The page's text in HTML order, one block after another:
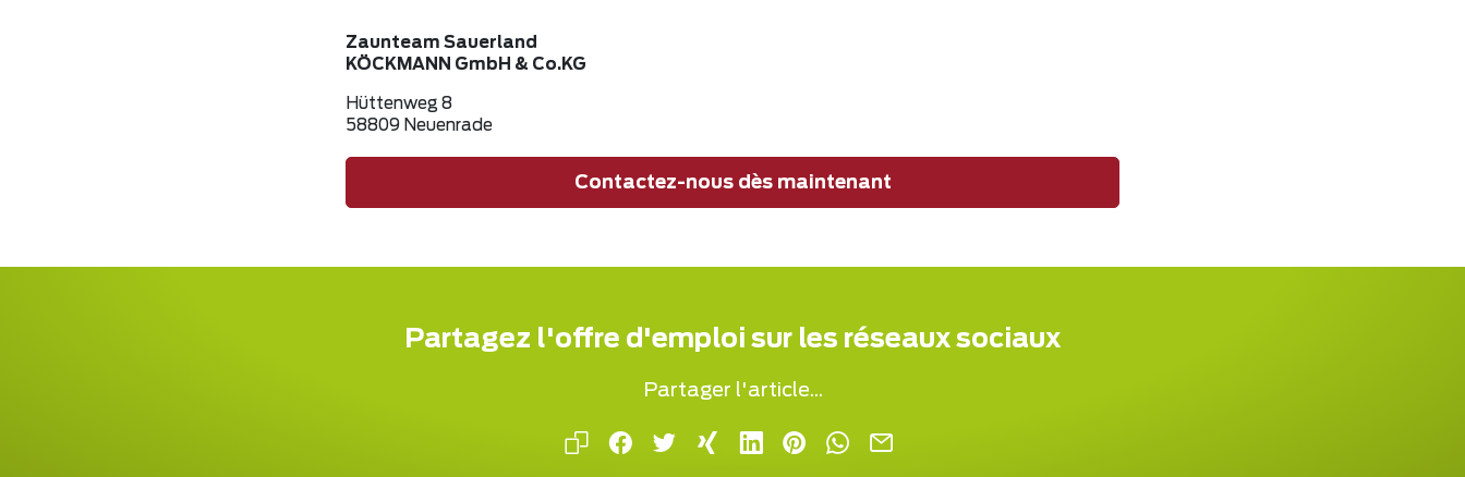
Zaunteam Sauerland
KÖCKMANN GmbH & Co.KG
Hüttenweg 8
58809 Neuenrade
Contactez-nous dès maintenant
Partagez l'offre d'emploi sur les réseaux sociaux
Partager l'article...